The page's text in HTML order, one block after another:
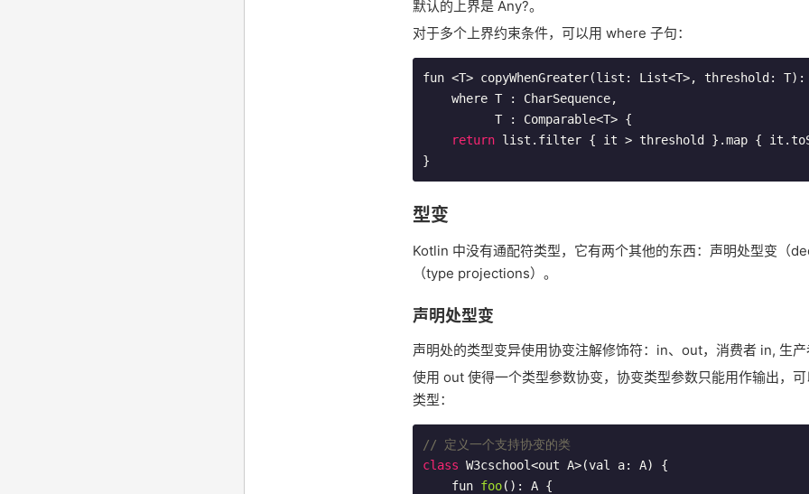
默认的上界是 Any?。
对于多个上界约束条件，可以用 where 子句：
fun <T> copyWhenGreater(list: List<T>, threshold:
return list.filter { it > threshold }.map {
}
型变
Kotlin 中没有通配符类型，它有两个其他的东西：声明处型变（
（type projections）。
声明处型变
声明处的类型变异使用协变注解修饰符：in、out，消费者 in, 生产
使用 out 使得一个类型参数协变，协变类型参数只能用作输出，
类型：
// 定义一个支持协变的类
class W3cschool<out A>(val a: A) {
fun foo() : A {